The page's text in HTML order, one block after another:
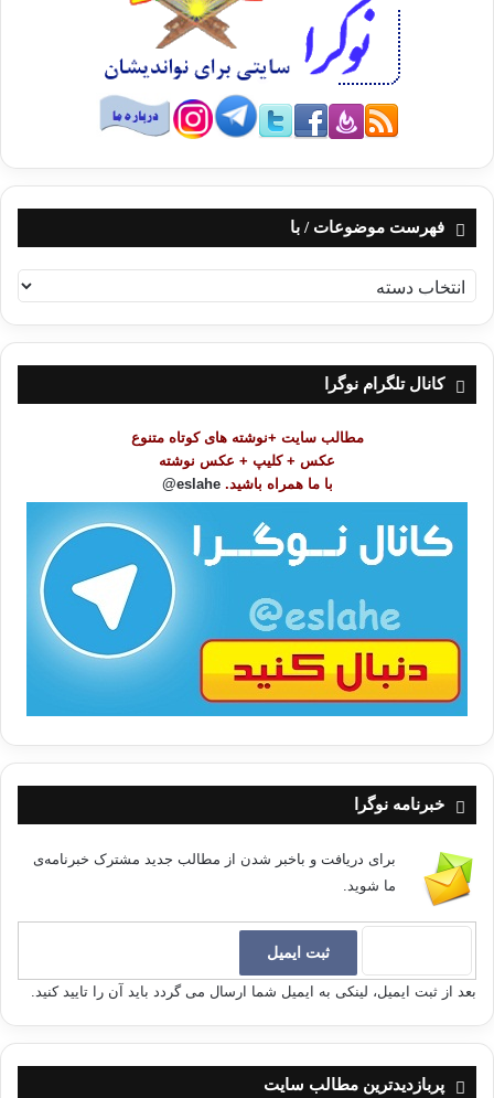
فهرست موضوعات / با
ه
ر
کانال تلگرام نوگرا
مطالب سایت +نوشته های کوتاه متنوع
عکس + کلیپ + عکس نوشته
با ما همراه باشید. eslahe@
خبرنامه نوگرا
برای دریافت و باخبر شدن از مطالب جدید مشترک خبرنامه‌ی
ما شوید.
بعد از ثبت ایمیل، لینکی به ایمیل شما ارسال می گردد باید آن را تایید کنید.
پربازدیدترین مطالب سایت